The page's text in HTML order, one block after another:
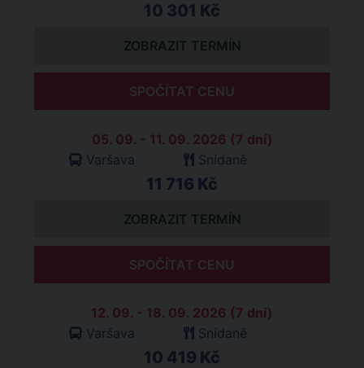
10 301 Kč
ZOBRAZIT TERMÍN
SPOČÍTAT CENU
05. 09. - 11. 09. 2026 (7 dní)
Varšava
Snídaně
11 716 Kč
ZOBRAZIT TERMÍN
SPOČÍTAT CENU
12. 09. - 18. 09. 2026 (7 dní)
Varšava
Snídaně
10 419 Kč